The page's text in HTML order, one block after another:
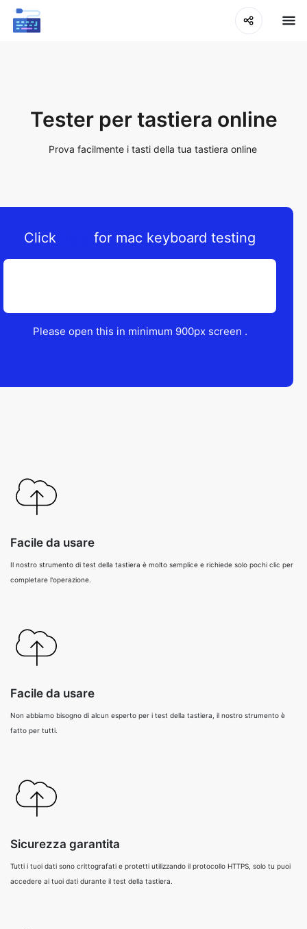
Tester per tastiera online
Prova facilmente i tasti della tua tastiera online
Click for mac keyboard testing
Please open this in minimum 900px screen .
Facile da usare
Il nostro strumento di test della tastiera è molto semplice e richiede solo pochi clic per
completare l'operazione.
Facile da usare
Non abbiamo bisogno di alcun esperto per i test della tastiera, il nostro strumento è
fatto per tutti.
Sicurezza garantita
Tutti i tuoi dati sono crittografati e protetti utilizzando il protocollo HTTPS, solo tu puoi
accedere ai tuoi dati durante il test della tastiera.